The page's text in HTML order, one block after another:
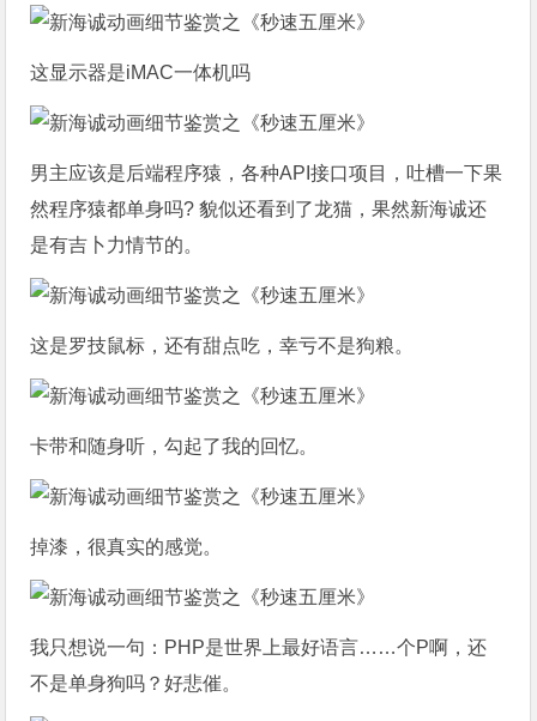
这显示器是iMAC一体机吗
男主应该是后端程序猿，各种API接口项目，吐槽一下果
然程序猿都单身吗? 貌似还看到了龙猫，果然新海诚还
是有吉卜力情节的。
这是罗技鼠标，还有甜点吃，幸亏不是狗粮。
卡带和随身听，勾起了我的回忆。
掉漆，很真实的感觉。
我只想说一句：PHP是世界上最好语言……个P啊，还
不是单身狗吗？好悲催。